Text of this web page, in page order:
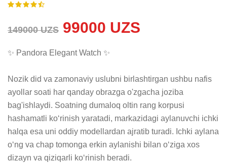
149000 UZS 99000 UZS
✨ Pandora Elegant Watch ✨
Nozik did va zamonaviy uslubni birlashtirgan ushbu nafis
ayollar soati har qanday obrazga o'zgacha joziba
bag'ishlaydi. Soatning dumaloq oltin rang korpusi
hashamatli ko‘rinish yaratadi, markazidagi aylanuvchi ichki
halqa esa uni oddiy modellardan ajratib turadi. Ichki aylana
o‘ng va chap tomonga erkin aylanishi bilan o‘ziga xos
dizayn va qiziqarli ko‘rinish beradi.